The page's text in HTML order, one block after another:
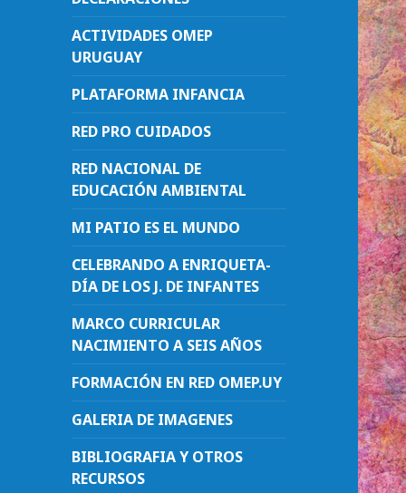
ACTIVIDADES OMEP
URUGUAY
PLATAFORMA INFANCIA
RED PRO CUIDADOS
RED NACIONAL DE
EDUCACIÓN AMBIENTAL
MI PATIO ES EL MUNDO
CELEBRANDO A ENRIQUETA-
DÍA DE LOS J. DE INFANTES
MARCO CURRICULAR
NACIMIENTO A SEIS AÑOS
FORMACIÓN EN RED OMEP.UY
GALERIA DE IMAGENES
BIBLIOGRAFIA Y OTROS
RECURSOS